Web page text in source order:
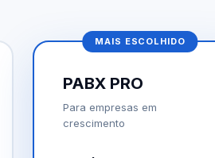
MAIS ESCOLHIDO
PABX PRO
Para empresas em
crescimento